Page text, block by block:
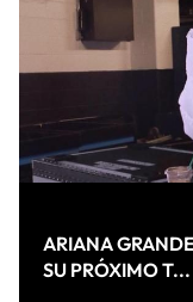
ARIANA
SU PRÓXIMO T...